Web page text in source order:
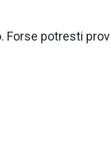
potresti